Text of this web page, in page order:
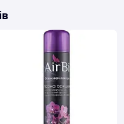
була очищена,
кімнати).